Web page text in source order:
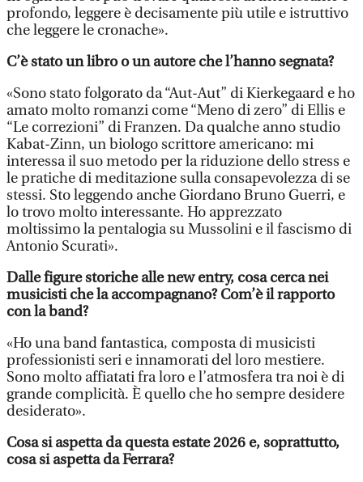
profondo, leggere è decisamente più utile e istruttivo
che leggere le cronache».
C’è stato un libro o un autore che l’hanno segnata?
«Sono stato folgorato da “Aut-Aut” di Kierkegaard e ho
amato molto romanzi come “Meno di zero” di Ellis e
“Le correzioni” di Franzen. Da qualche anno studio
Kabat-Zinn, un biologo scrittore americano: mi
interessa il suo metodo per la riduzione dello stress e
le pratiche di meditazione sulla consapevolezza di se
stessi. Sto leggendo anche Giordano Bruno Guerri, e
lo trovo molto interessante. Ho apprezzato
moltissimo la pentalogia su Mussolini e il fascismo di
Antonio Scurati».
Dalle figure storiche alle new entry, cosa cerca nei
musicisti che la accompagnano? Com’è il rapporto
con la band?
«Ho una band fantastica, composta di musicisti
professionisti seri e innamorati del loro mestiere.
Sono molto affiatati fra loro e l’atmosfera tra noi è di
grande complicità. È quello che ho sempre desidere
desiderato».
Cosa si aspetta da questa estate 2026 e, soprattutto,
cosa si aspetta da Ferrara?